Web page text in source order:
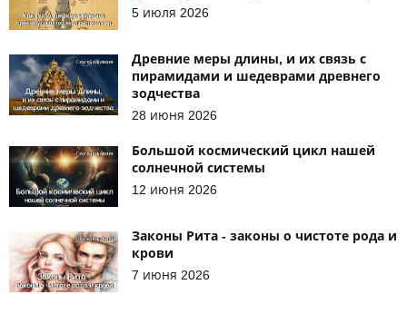
5 июля 2026
Древние меры длины, и их связь с
пирамидами и шедеврами древнего
зодчества
28 июня 2026
Большой космический цикл нашей
солнечной системы
12 июня 2026
Законы Рита - законы о чистоте рода и
крови
7 июня 2026